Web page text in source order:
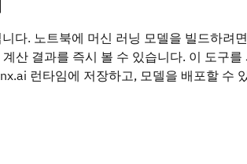
다. 노트북에 머신 러닝 모델을 빌드하려
산 결과를 즉시 볼 수 있습니다. 이 도구
런타임에 저장하고, 모델을 배포할 수